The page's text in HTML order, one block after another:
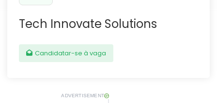
Tech Innovate Solutions
Candidatar-se à vaga
ADVERTISEMENT